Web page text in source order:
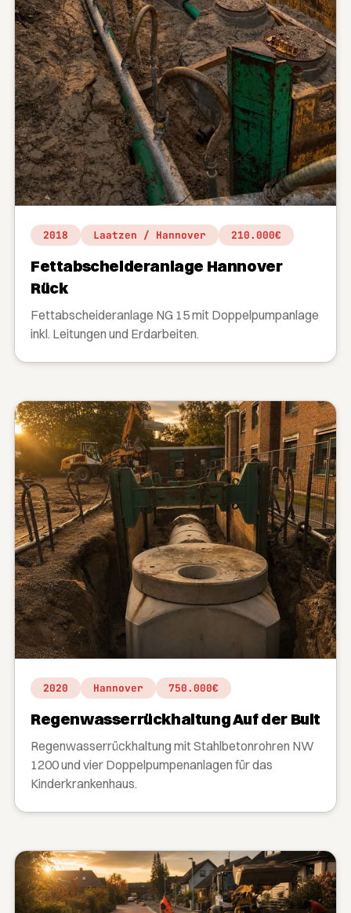
2018 Laatzen / Hannover 210.000€
Fettabscheideranlage Hannover
Rück
Fettabscheideranlage NG 15 mit Doppelpumpanlage
inkl. Leitungen und Erdarbeiten.
2020 Hannover 750.000€
Regenwasserrückhaltung Auf der Bult
Regenwasserrückhaltung mit Stahlbetonrohren NW
1200 und vier Doppelpumpenanlagen für das
Kinderkrankenhaus.